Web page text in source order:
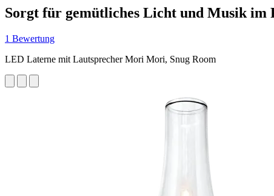
Sorgt für gemütliches Licht und Musik im
1 Bewertung
LED Laterne mit Lautsprecher Mori Mori, Snug Room